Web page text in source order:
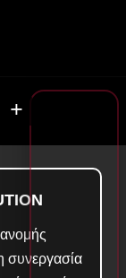
+
συνεργασία